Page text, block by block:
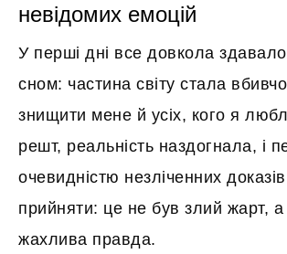
невідомих емоцій
У перші дні все довкола
сном: частина світу стала
знищити мене й усіх, кого я
решт, реальність наздогнала, і
очевидністю незліченних
прийняти: це не був злий жарт,
жахлива правда.